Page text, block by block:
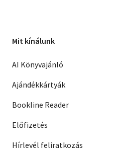
Mit kínálunk
AI Könyvajánló
Ajándékkártyák
Bookline Reader
Előfizetés
Hírlevél feliratkozás